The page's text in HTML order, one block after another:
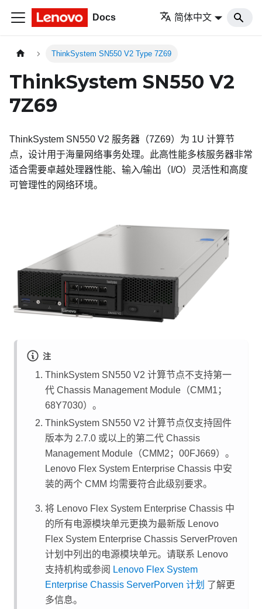
Docs 简体中文
ThinkSystem SN550 V2 Type 7Z69
ThinkSystem SN550 V2
7Z69
ThinkSystem SN550 V2 服务器（7Z69）为 1U 计算节
点，设计用于海量网络事务处理。此高性能多核服务器非常
适合需要卓越处理器性能、输入/输出（I/O）灵活性和高度
可管理性的网络环境。
注
ThinkSystem SN550 V2 计算节点不支持第一
代 Chassis Management Module（CMM1；
68Y7030）。
ThinkSystem SN550 V2 计算节点仅支持固件
版本为 2.7.0 或以上的第二代 Chassis
Management Module（CMM2；00FJ669）。
Lenovo Flex System Enterprise Chassis 中安
装的两个 CMM 均需要符合此级别要求。
将 Lenovo Flex System Enterprise Chassis 中
的所有电源模块单元更换为最新版 Lenovo
Flex System Enterprise Chassis ServerProven
计划中列出的电源模块单元。请联系 Lenovo
支持机构或参阅 Lenovo Flex System
Enterprise Chassis ServerPorven 计划 了解更
多信息。